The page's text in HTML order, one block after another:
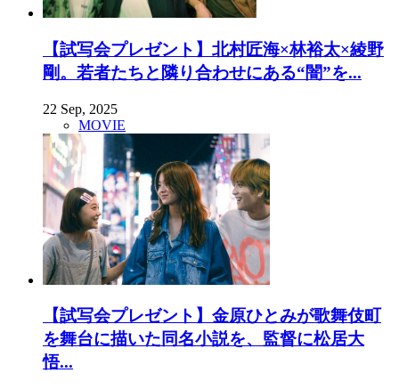
【試写会プレゼント】北村匠海×林裕太×綾野
剛。若者たちと隣り合わせにある“闇”を...
22 Sep, 2025
MOVIE
【試写会プレゼント】金原ひとみが歌舞伎町
を舞台に描いた同名小説を、監督に松居大
悟...